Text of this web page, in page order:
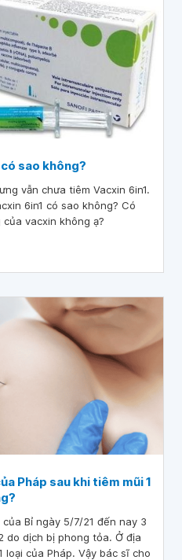
sao không?
vẫn chưa tiêm Vacxin 6in1.
6in1 có sao không? Có
vacxin không ạ?
Pháp sau khi tiêm mũi 1
Bỉ ngày 5/7/21 đến nay 3
do dịch bị phong tỏa. Ở địa
của Pháp. Vậy bác sĩ cho